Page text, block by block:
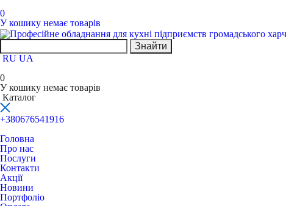
0
У кошику немає товарів
Знайти
RU UA
0
У кошику немає товарів
Каталог
+380676541916
Головна
Про нас
Послуги
Контакти
Акції
Новини
Портфоліо